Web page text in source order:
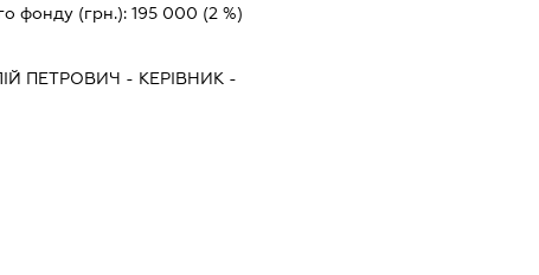
фонду (грн.): 195 000 (2 %)
ПЕТРОВИЧ - КЕРІВНИК -